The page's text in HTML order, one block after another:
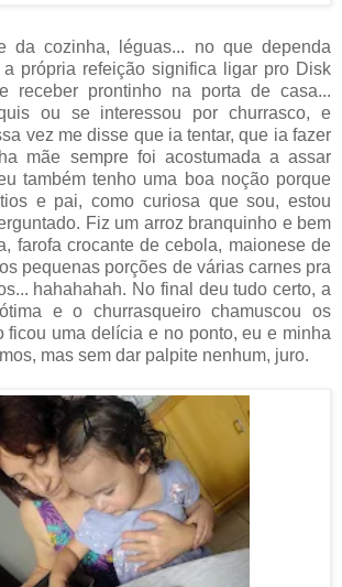
da cozinha, léguas... no que dependa
própria refeição significa ligar pro Disk
receber prontinho na porta de casa...
ou se interessou por churrasco, e
vez me disse que ia tentar, que ia fazer
mãe sempre foi acostumada a assar
também tenho uma boa noção porque
e pai, como curiosa que sou, estou
Fiz um arroz branquinho e bem
farofa crocante de cebola, maionese de
pequenas porções de várias carnes pra
hahahahah. No final deu tudo certo, a
e o churrasqueiro chamuscou os
ficou uma delícia e no ponto, eu e minha
mas sem dar palpite nenhum, juro.